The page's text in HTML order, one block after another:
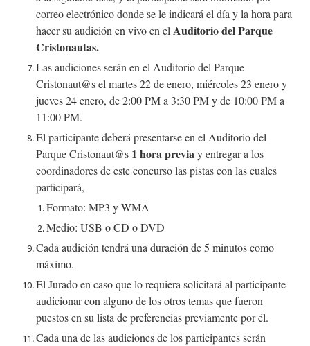
correo electrónico donde se le indicará el día y la hora para
hacer su audición en vivo en el Auditorio del Parque
Cristonautas.
Las audiciones serán en el Auditorio del Parque
Cristonaut@s el martes 22 de enero, miércoles 23 enero y
jueves 24 enero, de 2:00 PM a 3:30 PM y de 10:00 PM a
11:00 PM.
El participante deberá presentarse en el Auditorio del
Parque Cristonaut@s 1 hora previay entregar a los
coordinadores de este concurso las pistas con las cuales
participará,
Formato: MP3 y WMA
Medio: USB o CD o DVD
Cada audición tendrá una duración de 5 minutos como
máximo.
El Jurado en caso que lo requiera solicitará al participante
audicionar con alguno de los otros temas que fueron
puestos en su lista de preferencias previamente por él.
Cada una de las audiciones de los participantes serán